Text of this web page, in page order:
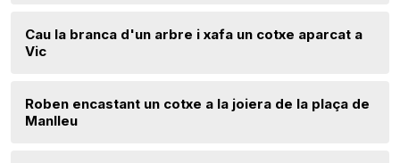
Cau la branca d'un arbre i xafa un cotxe aparcat a
Vic
Roben encastant un cotxe a la joiera de la plaça de
Manlleu